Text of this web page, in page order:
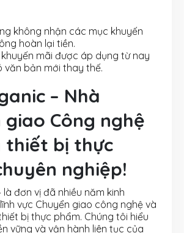
không nhận các mục khuyến
hoàn lại tiền.
mãi được áp dụng từ nay
văn bản mới thay thế.
– Nhà
giao Công nghệ
thiết bị thực
nghiệp!
đơn vị đã nhiều năm kinh
vực Chuyển giao công nghệ và
bị thực phẩm. Chúng tôi hiểu
vững và vận hành liên tục của